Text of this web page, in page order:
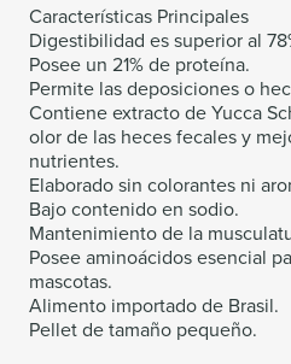
Características Principales
Digestibilidad es superior al
Posee un 21% de proteína.
Permite las deposiciones o
Contiene extracto de Yucca
olor de las heces fecales y
nutrientes.
Elaborado sin colorantes ni
Bajo contenido en sodio.
Mantenimiento de la
Posee aminoácidos esencial
mascotas.
Alimento importado de Brasil.
Pellet de tamaño pequeño.